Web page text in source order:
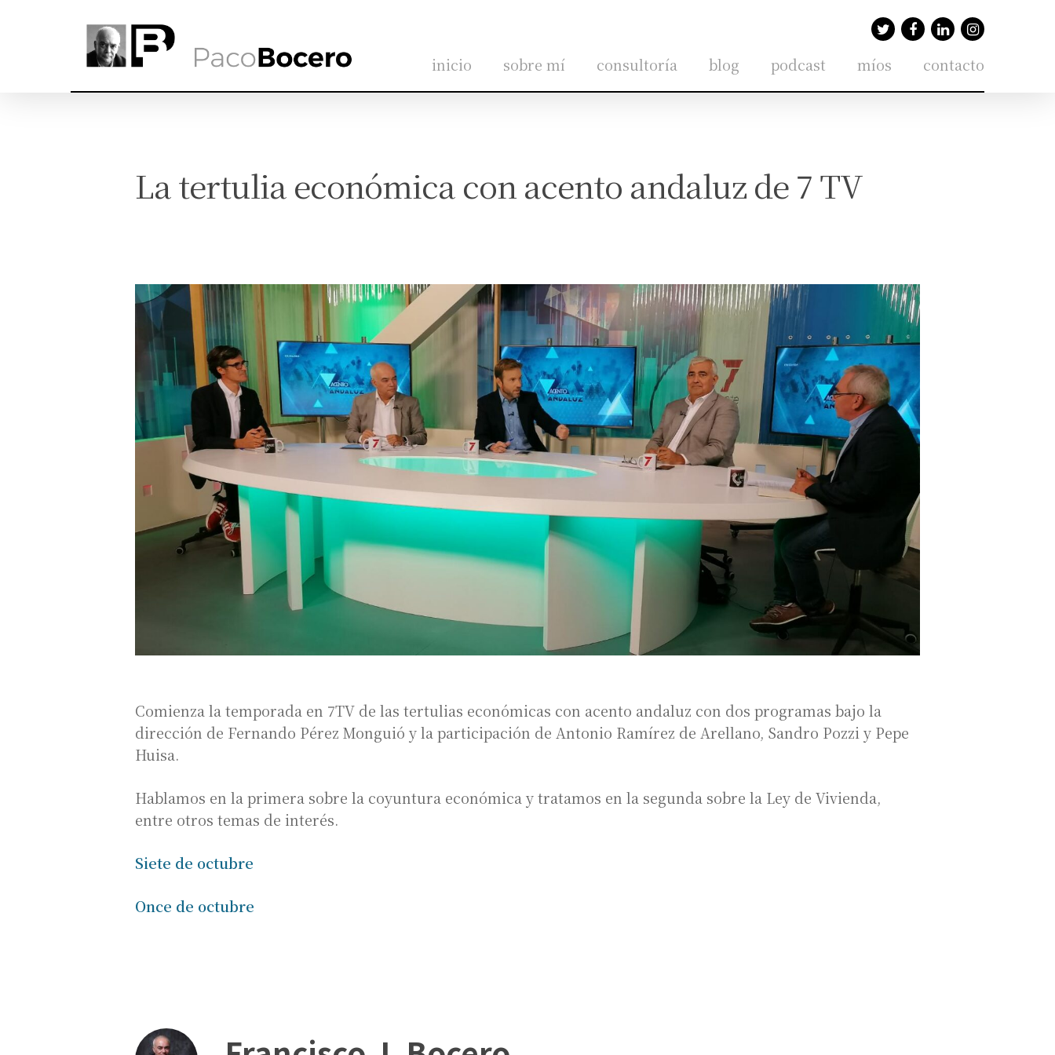
inicio sobre mí consultoría blog podcast míos contacto
La tertulia económica con acento andaluz de 7 TV
Comienza la temporada en 7TV de las tertulias económicas con acento andaluz con dos programas bajo la
dirección de Fernando Pérez Monguió y la participación de Antonio Ramírez de Arellano, Sandro Pozzi y Pepe
Huisa.
Hablamos en la primera sobre la coyuntura económica y tratamos en la segunda sobre la Ley de Vivienda,
entre otros temas de interés.
Siete de octubre
Once de octubre